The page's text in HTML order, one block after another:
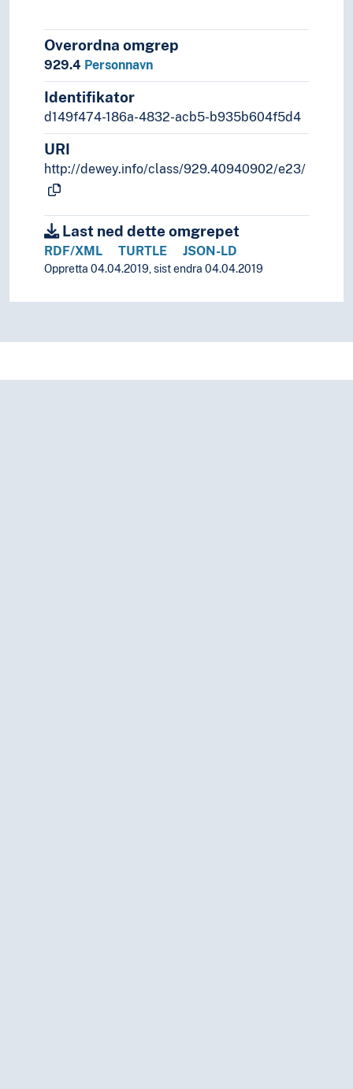
Overordna omgrep
929.4 Personnavn
Identifikator
d149f474-186a-4832-acb5-b935b604f5d4
URI
http://dewey.info/class/929.40940902/e23/
Last ned dette omgrepet
RDF/XML TURTLE JSON-LD
Oppretta 04.04.2019, sist endra 04.04.2019